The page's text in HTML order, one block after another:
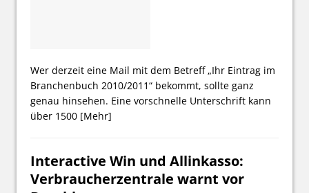
Wer derzeit eine Mail mit dem Betreff „Ihr Eintrag im
Branchenbuch 2010/2011“ bekommt, sollte ganz
genau hinsehen. Eine vorschnelle Unterschrift kann
über 1500 [Mehr]
Interactive Win und Allinkasso:
Verbraucherzentrale warnt vor